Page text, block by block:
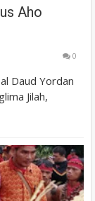
Aho
0
Daud Yordan
Jilah,